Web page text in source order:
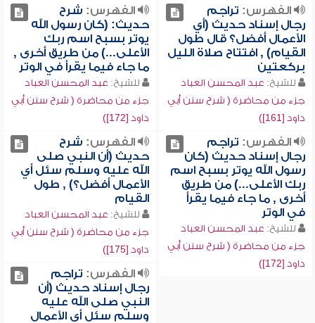
الفهرس: تراجم
رجال إسناد حديث (أي
الأعمال أفضل؟ قال طول
القيام) , افتتاح صلاة الليل
بركعتين
للشيخ: عبد المحسن العباد
جزء من محاضرة ( شرح سنن أبي
داود [161])
الفهرس: شرح
حديث: (كان رسول الله
يوتر بسبح اسم ربك
الأعلى...) من طريق أخرى ,
ما جاء فيما يقرأ في الوتر
للشيخ: عبد المحسن العباد
جزء من محاضرة ( شرح سنن أبي
داود [172])
الفهرس: تراجم
رجال إسناد حديث (كان
رسول الله يوتر بسبح اسم
ربك الأعلى...) من طريق
أخرى , ما جاء فيما يقرأ
في الوتر
للشيخ: عبد المحسن العباد
جزء من محاضرة ( شرح سنن أبي
داود [172])
الفهرس: شرح
حديث (أن النبي صلى
الله عليه وسلم سئل أي
الأعمال أفضل؟) , طول
القيام
للشيخ: عبد المحسن العباد
جزء من محاضرة ( شرح سنن أبي
داود [175])
الفهرس: تراجم
رجال إسناد حديث (أن
النبي صلى الله عليه
وسلم سئل أي الأعمال